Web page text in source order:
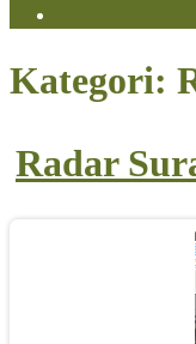
Kategori:
Radar